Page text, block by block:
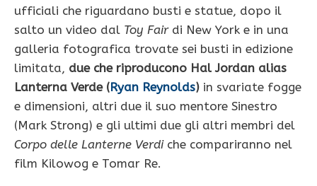
ufficiali che riguardano busti e statue, dopo il
salto un video dal Toy Fairdi New York e in una
galleria fotografica trovate sei busti in edizione
limitata, due che riproducono Hal Jordan alias
Lanterna Verde (Ryan Reynolds) in svariate fogge
e dimensioni, altri due il suo mentore Sinestro
(Mark Strong) e gli ultimi due gli altri membri del
Corpo delle Lanterne Verdi che compariranno nel
film Kilowog e Tomar Re.